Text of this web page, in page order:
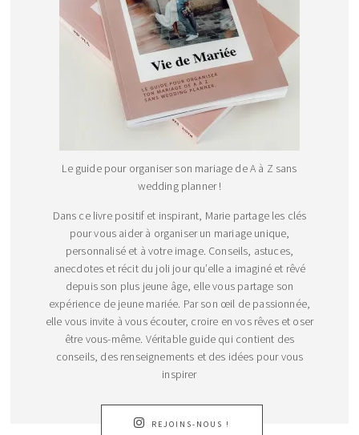
Le guide pour organiser son mariage de A à Z sans
wedding planner !
Dans ce livre positif et inspirant, Marie partage les clés
pour vous aider à organiser un mariage unique,
personnalisé et à votre image. Conseils, astuces,
anecdotes et récit du joli jour qu’elle a imaginé et rêvé
depuis son plus jeune âge, elle vous partage son
expérience de jeune mariée. Par son œil de passionnée,
elle vous invite à vous écouter, croire en vos rêves et oser
être vous-même. Véritable guide qui contient des
conseils, des renseignements et des idées pour vous
inspirer
REJOINS-NOUS !